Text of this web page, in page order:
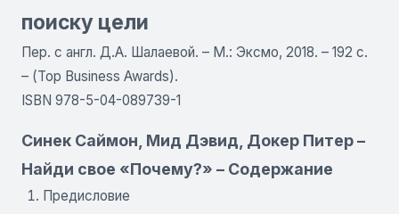
поиску цели
Пер. с англ. Д.А. Шалаевой. – М.: Эксмо, 2018. – 192 с.
– (Top Business Awards).
ISBN 978-5-04-089739-1
Синек Саймон, Мид Дэвид, Докер Питер –
Найди свое «Почему?» – Содержание
Предисловие